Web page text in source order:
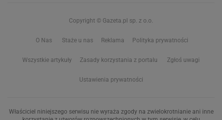
Copyright © Gazeta.pl sp. z o.o.
O Nas Staże u nas Reklama Polityka prywatności
Wszystkie artykuły Zasady korzystania z portalu Zgłoś uwagi
Ustawienia prywatności
Właściciel niniejszego serwisu nie wyraża zgody na zwielokrotnianie ani inne